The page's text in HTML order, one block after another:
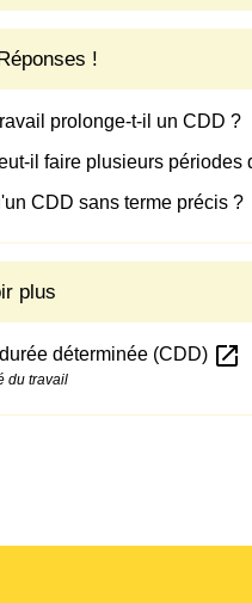
!
prolonge-t-il un CDD ?
il faire plusieurs périodes
CDD sans terme précis ?
plus
déterminée (CDD) open_in_new
du travail